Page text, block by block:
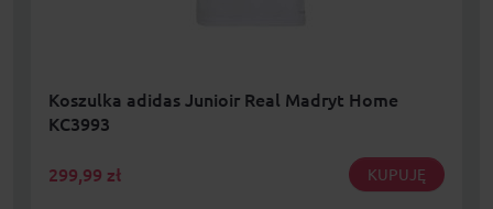
Koszulka adidas Junioir Real Madryt Home
KC3993
299,99 zł KUPUJĘ